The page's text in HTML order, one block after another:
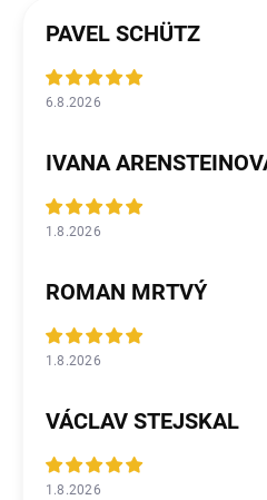
PAVEL SCHÜTZ
6.8.2026
IVANA
1.8.2026
ROMAN MRTVÝ
1.8.2026
VÁCLAV STEJSKAL
1.8.2026